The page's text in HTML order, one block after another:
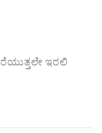
ಇರಲಿ